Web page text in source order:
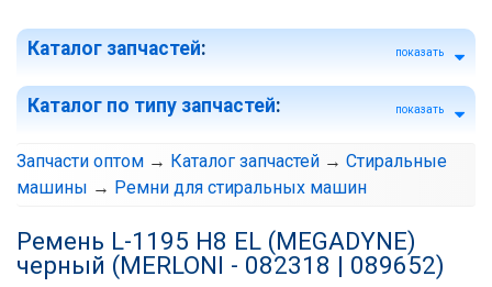
Каталог запчастей: показать
Каталог по типу запчастей: показать
Запчасти оптом → Каталог запчастей → Стиральные
машины → Ремни для стиральных машин
Ремень L-1195 H8 EL (MEGADYNE)
черный (MERLONI - 082318 | 089652)